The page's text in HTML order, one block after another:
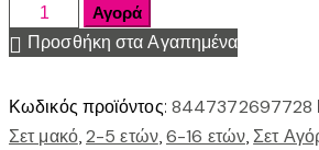
Αγορά
Προσθήκη στα Αγαπημένα
Κωδικός προϊόντος: 8447372697728
Σετ μακό,2-5 ετών,6-16 ετών,Σετ